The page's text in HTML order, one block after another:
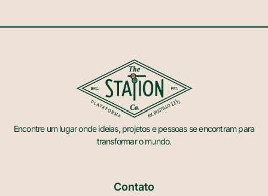
Encontre um lugar onde ideias, projetos e pessoas se encontram para
transformar o mundo.
Contato